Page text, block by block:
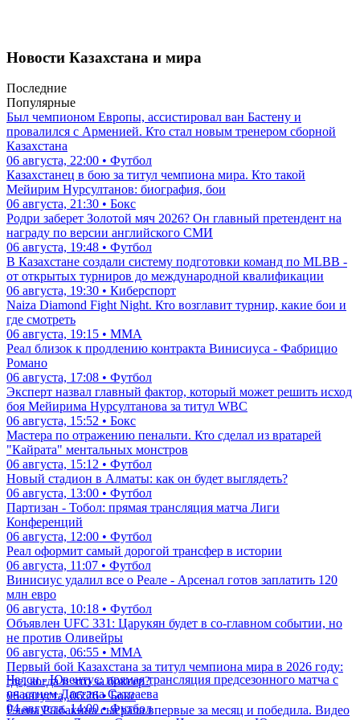
Новости Казахстана и мира
Последние
Популярные
Был чемпионом Европы, ассистировал ван Бастену и
провалился с Арменией. Кто стал новым тренером сборной
Казахстана
06 августа, 22:00 • Футбол
Казахстанец в бою за титул чемпиона мира. Кто такой
Мейирим Нурсултанов: биография, бои
06 августа, 21:30 • Бокс
Родри заберет Золотой мяч 2026? Он главный претендент на
награду по версии английского СМИ
06 августа, 19:48 • Футбол
В Казахстане создали систему подготовки команд по MLBB -
от открытых турниров до международной квалификации
06 августа, 19:30 • Киберспорт
Naiza Diamond Fight Night. Кто возглавит турнир, какие бои и
где смотреть
06 августа, 19:15 • ММА
Реал близок к продлению контракта Винисиуса - Фабрицио
Романо
06 августа, 17:08 • Футбол
Эксперт назвал главный фактор, который может решить исход
боя Мейирима Нурсултанова за титул WBC
06 августа, 15:52 • Бокс
Мастера по отражению пенальти. Кто сделал из вратарей
"Кайрата" ментальных монстров
06 августа, 15:12 • Футбол
Новый стадион в Алматы: как он будет выглядеть?
06 августа, 13:00 • Футбол
Партизан - Тобол: прямая трансляция матча Лиги
Конференций
06 августа, 12:00 • Футбол
Реал оформит самый дорогой трансфер в истории
06 августа, 11:07 • Футбол
Винисиус удалил все о Реале - Арсенал готов заплатить 120
млн евро
06 августа, 10:18 • Футбол
Объявлен UFC 331: Царукян будет в со-главном событии, но
не против Оливейры
06 августа, 06:55 • ММА
Первый бой Казахстана за титул чемпиона мира в 2026 году:
где, когда и что за боксер?
06 августа, 06:26 • Бокс
Елена Рыбакина сыграла впервые за месяц и победила. Видео
Челси - Ювентус: прямая трансляция предсезонного матча с
участием Дастана Сатпаева
04 августа, 14:00 • Футбол